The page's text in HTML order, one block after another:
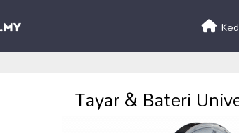
Tayar & Bateri